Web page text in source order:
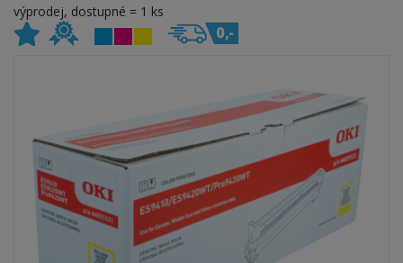
výprodej, dostupné = 1 ks